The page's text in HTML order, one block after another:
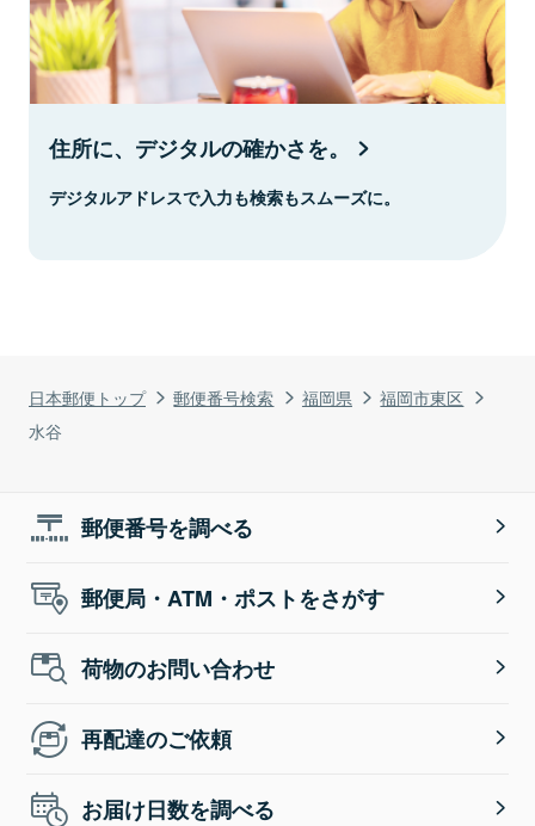
日本郵便トップ 郵便番号検索 福岡県
福岡市東区
水谷
住所に、デジタルの確かさを。
デジタルアドレスで入力も検索もスムーズに。
郵便番号を調べる
郵便局・ATM・ポストをさがす
荷物のお問い合わせ
再配達のご依頼
お届け日数を調べる